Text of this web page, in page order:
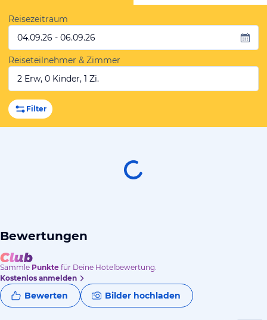
Reisezeitraum
04.09.26 - 06.09.26
Reiseteilnehmer & Zimmer
2 Erw, 0 Kinder, 1 Zi.
Filter
Bewertungen
Sammle Punkte für Deine Hotelbewertung.
Kostenlos anmelden
Bewerten Bilder hochladen